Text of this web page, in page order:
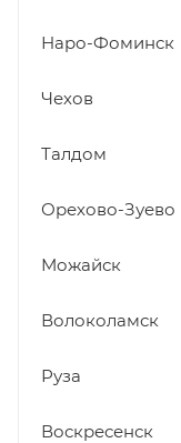
Наро-Фоминск
Чехов
Талдом
Орехово-Зуево
Можайск
Волоколамск
Руза
Воскресенск